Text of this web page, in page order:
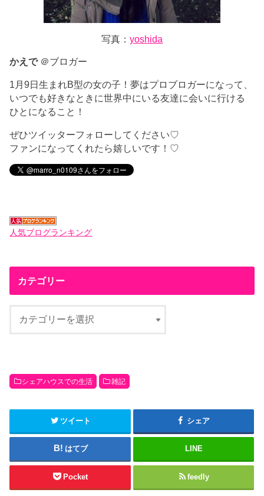
写真： yoshida
かえで＠ブロガー
1月9日生まれB型の女の子！夢はプロブロガーになって、
いつでも好きなときに世界中にいる友達に会いに行ける
ひとになること！
ぜひツイッターフォローしてください♡
ファンになってくれたら嬉しいです！♡
人気ブログランキング
カテゴリー
シェアハウスでの生活 雑記
ツイート シェア
はてブ LINE
Pocket feedly